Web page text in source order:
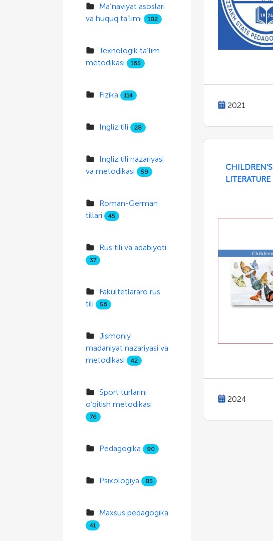
Ma’naviyat asoslari
va huquq ta’limi
102
Texnologik ta’lim
metodikasi
165
Fizika 114
Ingliz tili 28
Ingliz tili nazariyasi
va metodikasi
59
Roman-German
tillari
45
Rus tili va adabiyoti
37
Fakultetlararo rus
tili
56
Jismoniy
madaniyat nazariyasi va
metodikasi
42
Sport turlarini
o‘qitish metodikasi
76
Pedagogika 90
Psixologiya 85
Maxsus pedagogika
41
2021
CHILDREN'S
LITERATURE
2024